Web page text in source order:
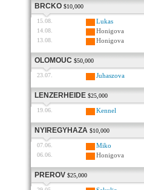
BRCKO $10,000
15.08. Lukas
14.08. Honigova
13.08. Honigova
OLOMOUC $50,000
23.07. Juhaszova
LENZERHEIDE $25,000
19.06. Kennel
NYIREGYHAZA $10,000
07.06. Miko
06.06. Honigova
PREROV $25,000